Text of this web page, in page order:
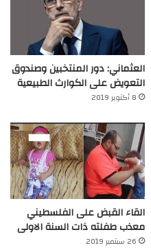
العثماني: دور المنتخبين وصندوق
التعويض على الكوارث الطبيعية
8 أكتوبر 2019
القاء القبض على الفلسطيني
معذب طفلته ذات السنة الاولى
26 سبتمبر 2019